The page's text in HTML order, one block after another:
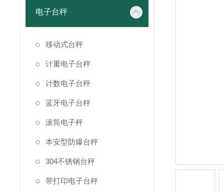
电子台秤
移动式台秤
计重电子台秤
计数电子台秤
蓝牙电子台秤
滚筒电子秤
本安型防爆台秤
304不锈钢台秤
带打印电子台秤